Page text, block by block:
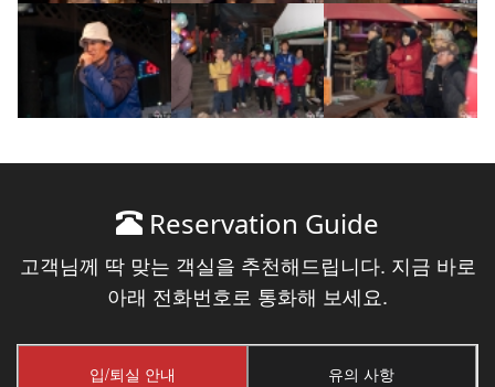
Reservation Guide
고객님께 딱 맞는 객실을 추천해드립니다. 지금 바로
아래 전화번호로 통화해 보세요.
입/퇴실 안내 유의 사항